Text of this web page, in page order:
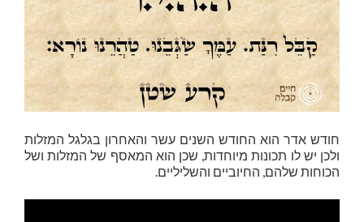
חודש אדר הוא החודש השנים עשר והאחרון בגלגל המזלות
ולכן יש לו תכונות מיוחדות, שכן הוא המאסף של המזלות ושל
הכוחות שלהם, החיוביים והשליליים.